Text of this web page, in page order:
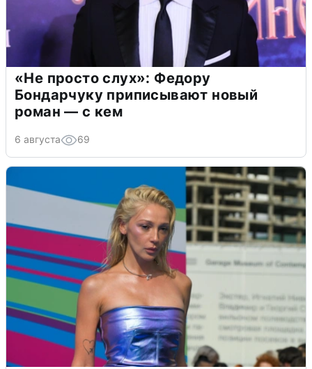
«Не просто слух»: Федору
Бондарчуку приписывают новый
роман — с кем
6 августа 69